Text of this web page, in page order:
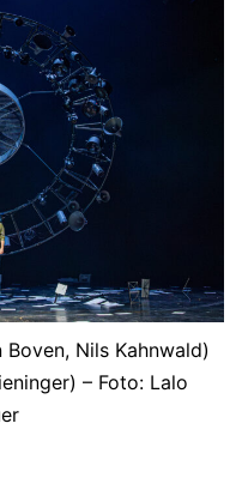
Nils Kahnwald)
– Foto: Lalo